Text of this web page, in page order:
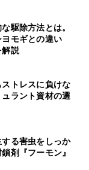
駆除方法とは。
モギとの違い
解説
トレスに負けな
ラント資材の選
る害虫をしっか
剤『フーモン』